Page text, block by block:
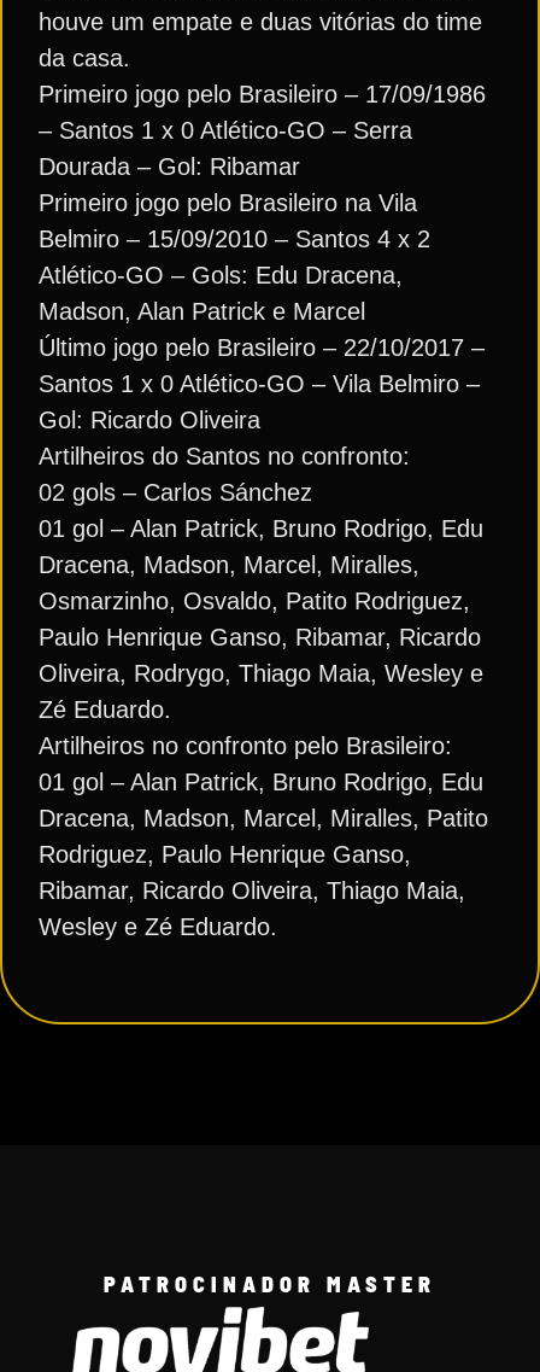
houve um empate e duas vitórias do time
da casa.
Primeiro jogo pelo Brasileiro – 17/09/1986
– Santos 1 x 0 Atlético-GO – Serra
Dourada – Gol: Ribamar
Primeiro jogo pelo Brasileiro na Vila
Belmiro – 15/09/2010 – Santos 4 x 2
Atlético-GO – Gols: Edu Dracena,
Madson, Alan Patrick e Marcel
Último jogo pelo Brasileiro – 22/10/2017 –
Santos 1 x 0 Atlético-GO – Vila Belmiro –
Gol: Ricardo Oliveira
Artilheiros do Santos no confronto:
02 gols – Carlos Sánchez
01 gol – Alan Patrick, Bruno Rodrigo, Edu
Dracena, Madson, Marcel, Miralles,
Osmarzinho, Osvaldo, Patito Rodriguez,
Paulo Henrique Ganso, Ribamar, Ricardo
Oliveira, Rodrygo, Thiago Maia, Wesley e
Zé Eduardo.
Artilheiros no confronto pelo Brasileiro:
01 gol – Alan Patrick, Bruno Rodrigo, Edu
Dracena, Madson, Marcel, Miralles, Patito
Rodriguez, Paulo Henrique Ganso,
Ribamar, Ricardo Oliveira, Thiago Maia,
Wesley e Zé Eduardo.
PATROCINADOR MASTER